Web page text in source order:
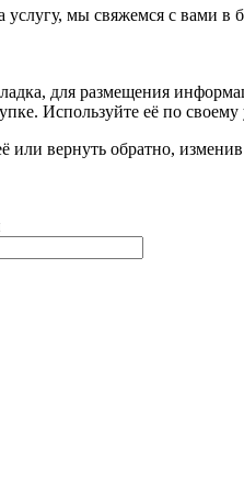
услугу, мы свяжемся с вами
для размещения
Используйте её по
или вернуть обратно,